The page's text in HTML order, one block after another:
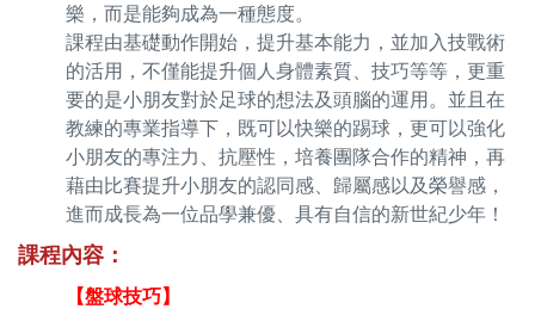
樂，而是能夠成為一種態度。
課程由基礎動作開始，提升基本能力，並加入技戰術
的活用，不僅能提升個人身體素質、技巧等等，更重
要的是小朋友對於足球的想法及頭腦的運用。並且在
教練的專業指導下，既可以快樂的踢球，更可以強化
小朋友的專注力、抗壓性，培養團隊合作的精神，再
藉由比賽提升小朋友的認同感、歸屬感以及榮譽感，
進而成長為一位品學兼優、具有自信的新世紀少年！
課程內容 ：
【盤球技巧】